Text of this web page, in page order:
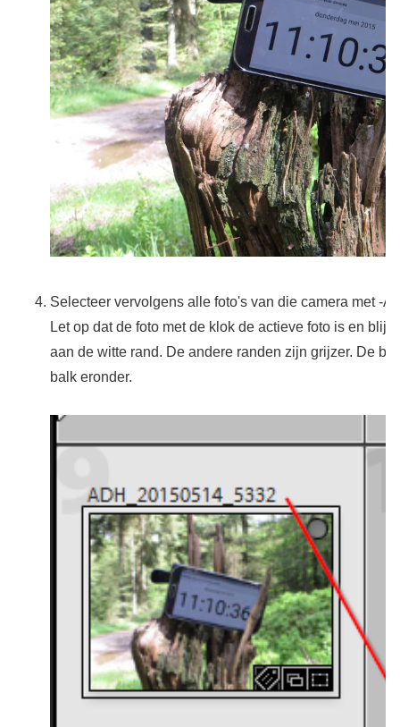
Selecteer vervolgens alle foto's van die camera met-A
Let op dat de foto met de klok de actieve foto is en
aan de witte rand. De andere randen zijn grijzer. De
balk eronder.